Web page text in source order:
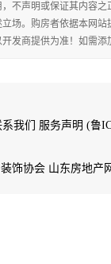
不声明或保证其内容
场。购房者依据本网
发商提供为准！如需
我们 服务声明 (鲁
饰协会 山东房地